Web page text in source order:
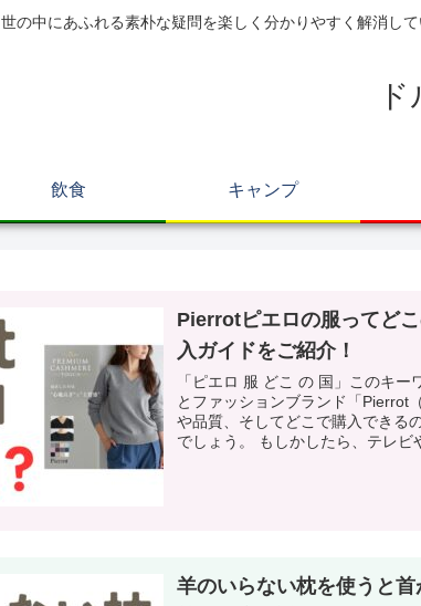
世の中にあふれる素朴な疑問を楽しく分かりやすく解消し
飲食 キャンプ
Pierrotピエロの服ってど
入ガイドをご紹介！
「ピエロ 服 どこ の 国」このキ
とファッションブランド「Pierrot
や品質、そしてどこで購入できる
でしょう。 もしかしたら、テレビ
羊のいらない枕を使うと